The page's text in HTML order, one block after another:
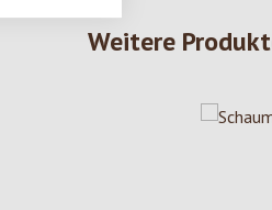
Weitere